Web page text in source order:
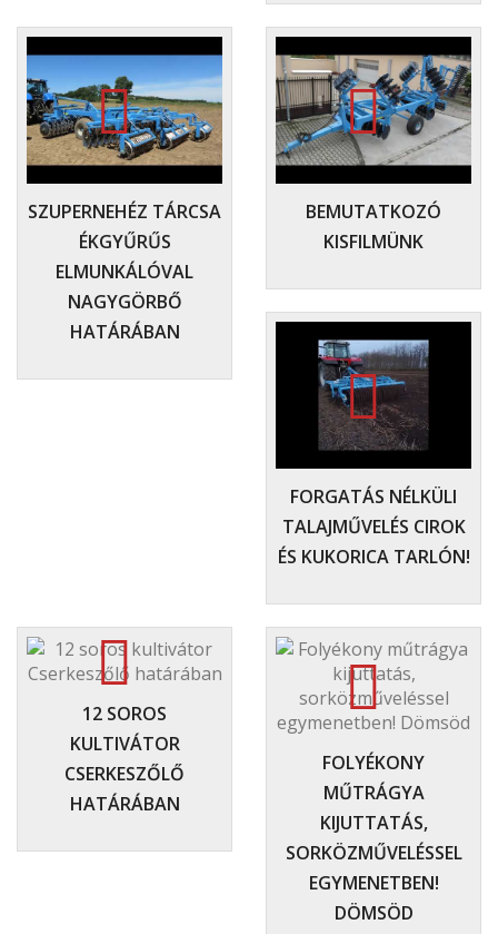
SZUPERNEHÉZ TÁRCSA
ÉKGYŰRŰS
ELMUNKÁLÓVAL
NAGYGÖRBŐ
HATÁRÁBAN
BEMUTATKOZÓ
KISFILMÜNK
FORGATÁS NÉLKÜLI
TALAJMŰVELÉS CIROK
ÉS KUKORICA TARLÓN!
12 SOROS
KULTIVÁTOR
CSERKESZŐLŐ
HATÁRÁBAN
FOLYÉKONY
MŰTRÁGYA
KIJUTTATÁS,
SORKÖZMŰVELÉSSEL
EGYMENETBEN!
DÖMSÖD